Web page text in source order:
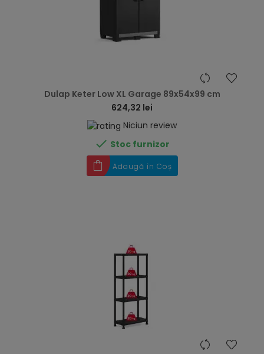
Dulap Keter Low XL Garage 89x54x99 cm
624,32 lei
Niciun review
 Stoc furnizor
Adaugă în Coș